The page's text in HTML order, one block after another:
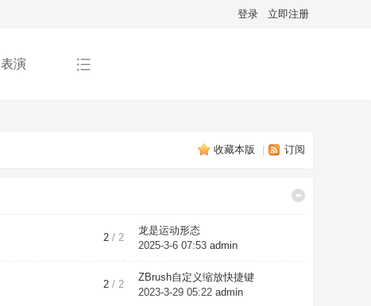
登录 立即注册
表演
收藏本版 订阅
2 / 2
龙是运动形态
2025-3-6 07:53 admin
2 / 2
ZBrush自定义缩放快捷键
2023-3-29 05:22 admin